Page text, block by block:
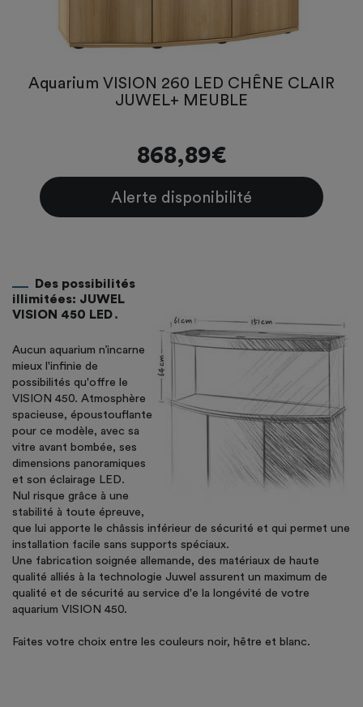
Aquarium VISION 260 LED CHÊNE CLAIR
JUWEL+ MEUBLE
868,89€
Alerte disponibilité
Des possibilités
illimitées: JUWEL
VISION 450 LED
Aucun aquarium n’incarne
mieux l'infinie de
possibilités qu'offre le
VISION 450. Atmosphère
spacieuse, époustouflante
pour ce modèle, avec sa
vitre avant bombée, ses
dimensions panoramiques
et son éclairage LED.
Nul risque grâce à une
stabilité à toute épreuve,
que lui apporte le châssis inférieur de sécurité et qui permet une
installation facile sans supports spéciaux.
Une fabrication soignée allemande, des matériaux de haute
qualité alliés à la technologie Juwel assurent un maximum de
qualité et de sécurité au service d'e la longévité de votre
aquarium VISION 450.
Faites votre choix entre les couleurs noir, hêtre et blanc.